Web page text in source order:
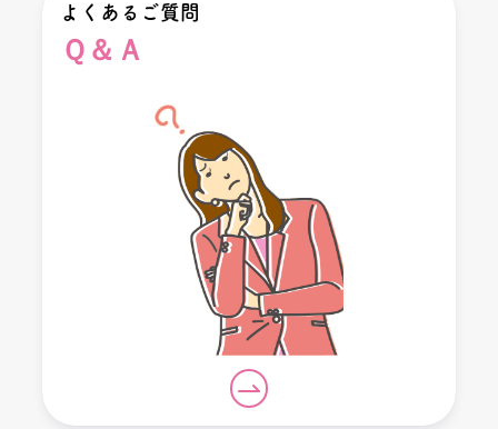
よくあるご質問
Ｑ＆Ａ